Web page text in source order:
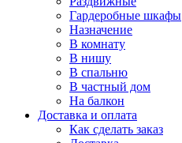
Гардеробные шкафы
Назначение
В комнату
В нишу
В спальню
В частный дом
На балкон
Доставка и оплата
Как сделать заказ